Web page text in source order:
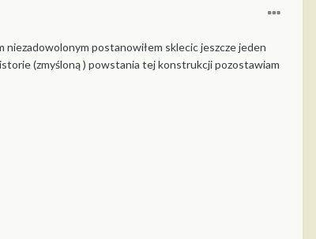
niezadowolonym postanowiłem sklecic jeszcze jeden
(zmyśloną ) powstania tej konstrukcji pozostawiam